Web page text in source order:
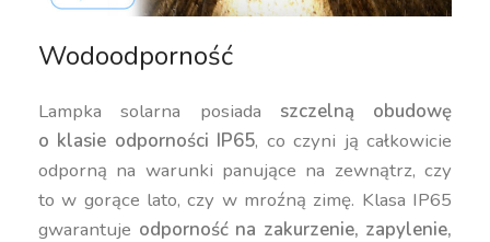
Wodoodporność
Lampka solarna posiada szczelną obudowę
o klasie odporności IP65, co czyni ją całkowicie
odporną na warunki panujące na zewnątrz, czy
to w gorące lato, czy w mroźną zimę. Klasa IP65
gwarantuje odporność na zakurzenie, zapylenie,